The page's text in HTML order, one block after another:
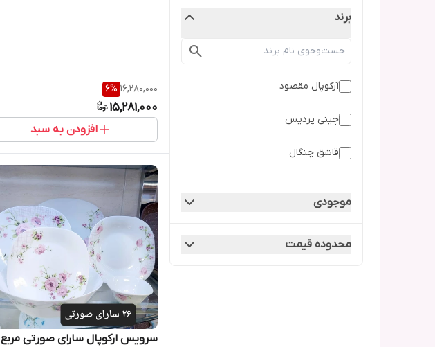
برند
آرکوپال مقصود
چینی پردیس
قاشق چنگال
موجودی
محدوده قیمت
16,280,000
6%
15,281,000
افزودن به سبد
سرویس ارکوپال سارای صورتی مربع